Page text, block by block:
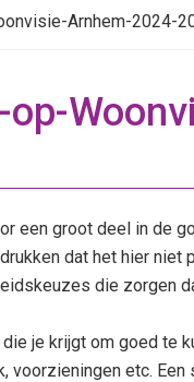
Arnhem-2024-
een groot deel in de
dat het hier
die zorgen
je krijgt om goed te
etc.